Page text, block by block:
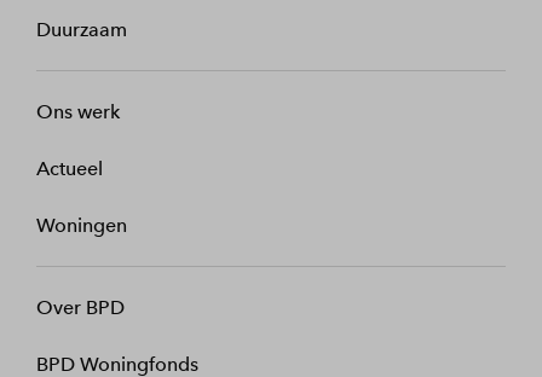
Duurzaam
Ons werk
Actueel
Woningen
Over BPD
BPD Woningfonds